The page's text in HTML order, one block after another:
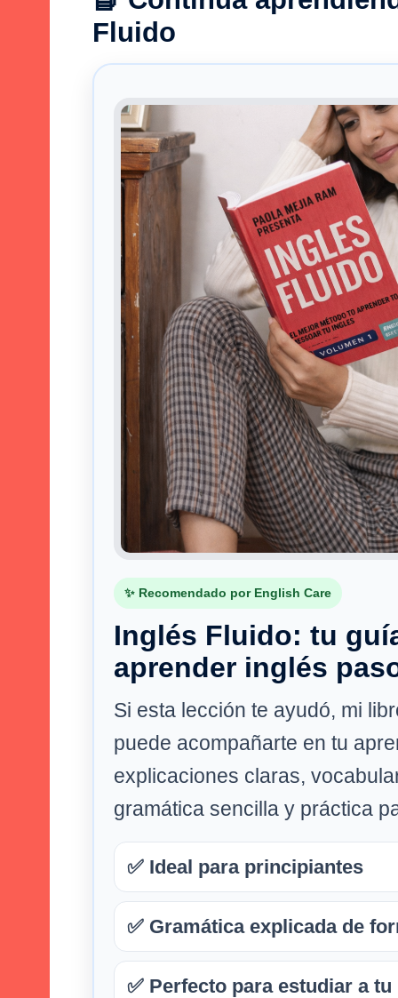
Fluido
✨ Recomendado por English Care
Inglés Fluido: tu
aprender inglés
Si esta lección te ayudó, mi
puede acompañarte en tu
explicaciones claras,
gramática sencilla y práctica
✅ Ideal para principiantes
✅ Gramática explicada de
✅ Perfecto para estudiar a